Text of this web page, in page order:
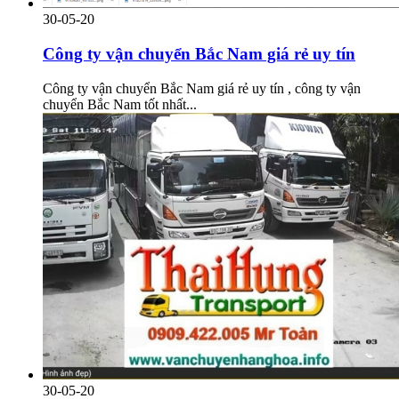
30-05-20
Công ty vận chuyển Bắc Nam giá rẻ uy tín
Công ty vận chuyển Bắc Nam giá rẻ uy tín , công ty vận
chuyển Bắc Nam tốt nhất...
30-05-20